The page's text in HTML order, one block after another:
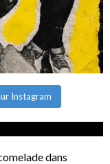
Instagram
dans